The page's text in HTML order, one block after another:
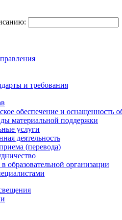
и требования
обеспечение и оснащенность
материальной поддержки
услуги
деятельность
(перевода)
образовательной организации